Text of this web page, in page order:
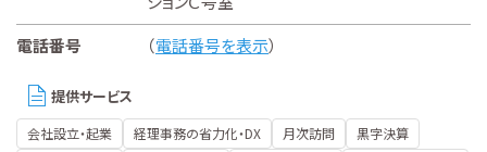
電話番号
（電話番号を表示）
提供サービス
会社設立・起業 経理事務の省力化・DX 月次訪問
黒字決算